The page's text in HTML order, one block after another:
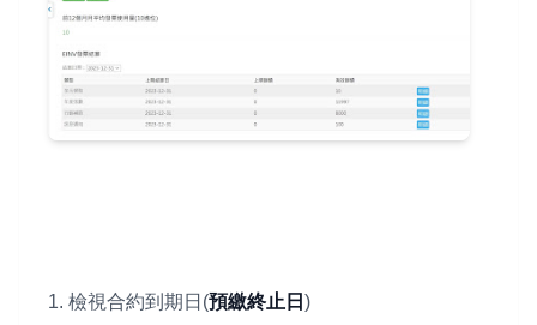
1. 檢視合約到期日(預繳終止日 )